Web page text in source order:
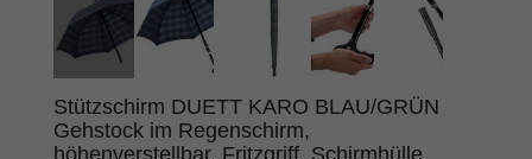
Stützschirm DUETT KARO BLAU/GRÜN
Gehstock im Regenschirm,
höhenverstellbar, Fritzgriff, Schirmhülle,